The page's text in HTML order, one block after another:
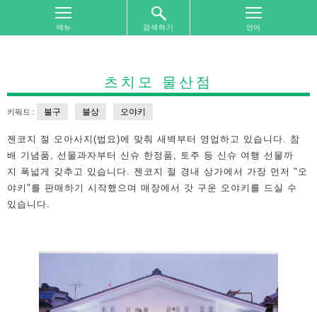
검색하기
행
역
별
찾
기
츠치모 물산점
키워드 : 불구 불상 오야키
젠코지 절 오아사지(법요)에 맞춰 새벽부터 영업하고 있습니다. 참
배 기념품, 선물과자부터 신슈 한정품, 토주 등 신슈 여행 선물까
지 폭넓게 갖추고 있습니다. 젠코지 절 경내 상가에서 가장 먼저 "오
야키"를 판매하기 시작했으며 매장에서 갓 구운 오야키를 드실 수
있습니다.